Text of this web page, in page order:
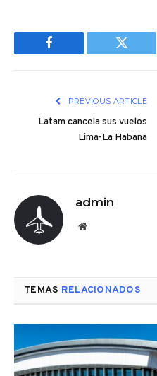
Facebook Twitter
PREVIOUS ARTICLE
Latam cancela sus vuelos
Lima-La Habana
admin
Website
TEMAS RELACIONADOS